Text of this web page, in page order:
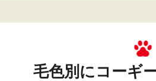
毛色別にコーギ